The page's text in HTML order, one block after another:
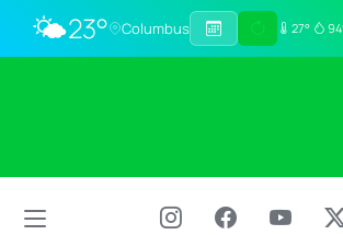
🌤️23° Columbus 27°